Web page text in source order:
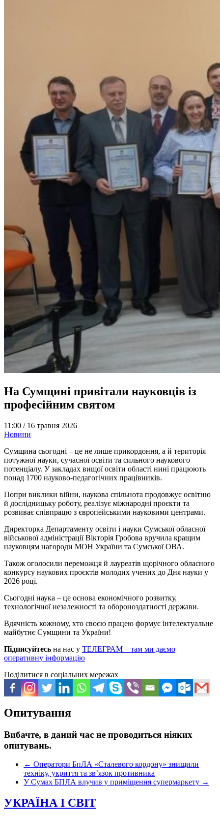
На Сумщині привітали науковців із
професійним святом
11:00 / 16 травня 2026
Новини
Сумщина сьогодні – це не лише прикордоння, а й територія
потужної науки, сучасної освіти та сильного наукового
потенціалу. У закладах вищої освіти області нині працюють
понад 1700 науково-педагогічних працівників.
Попри виклики війни, наукова спільнота продовжує освітню
й дослідницьку роботу, реалізує міжнародні проєкти та
розвиває співпрацю з європейськими науковими центрами.
Директорка Департаменту освіти і науки Сумської обласної
військової адміністрації Вікторія Гробова вручила кращим
науковцям нагороди МОН України та Сумської ОВА.
Також оголосили переможця й лауреатів щорічного обласного
конкурсу наукових проєктів молодих учених до Дня науки у
2026 році.
Сьогодні наука – це основа економічного розвитку,
технологічної незалежності та обороноздатності держави.
Вдячність кожному, хто своєю працею формує інтелектуальне
майбутнє Сумщини та України!
Підписуйтесь на нас у ТЕЛЕГРАМ – там ми даємо
оперативну інформацію
Поділитися в соціальних мережах
Опитування
Вибачте, в даний час не проводиться ніяких
опитувань.
← Оператори БпЛА «Сталевого кордону» знищили
техніку, укриття та зв’язок противника
У Сумах БПЛА влучив у приміщення супермаркету →
УКРАЇНА І СВІТ